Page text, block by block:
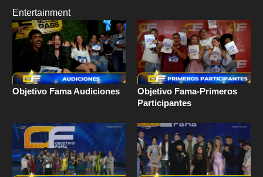
Entertainment
Objetivo Fama Audiciones
Objetivo Fama-Primeros
Participantes